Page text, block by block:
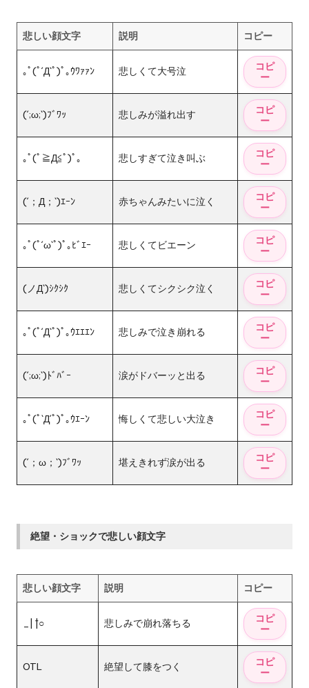
悲しい顔文字 説明 コピー
｡ﾟ(ﾟ´Д`ﾟ)ﾟ｡ｳﾜｧｧﾝ 悲しくて大号泣
(´;ω;`)ﾌﾞﾜｯ 悲しみが溢れ出す
｡ﾟ(ﾟ≧Д≦ﾟ)ﾟ｡ 悲しすぎて泣き叫ぶ
(´；Д；`)ｴｰﾝ 赤ちゃんみたいに泣く
｡ﾟ(ﾟ´ω`ﾟ)ﾟ｡ﾋﾞｴｰ 悲しくてビエーン
(ノД`)ｼｸｼｸ 悲しくてシクシク泣く
｡ﾟ(ﾟ´Д`ﾟ)ﾟ｡ｳｴｴｴﾝ 悲しみで泣き崩れる
(´;ω;`)ﾄﾞﾊﾞｰ 涙がドバーッと出る
｡ﾟ(ﾟ`Д´ﾟ)ﾟ｡ｳｴｰﾝ 悔しくて悲しい大泣き
(´；ω；`)ﾌﾞﾜｯ 堪えきれず涙が出る
絶望・ショックで悲しい顔文字
悲しい顔文字 説明 コピー
_| ̄|○ 悲しみで崩れ落ちる
OTL 絶望して膝をつく